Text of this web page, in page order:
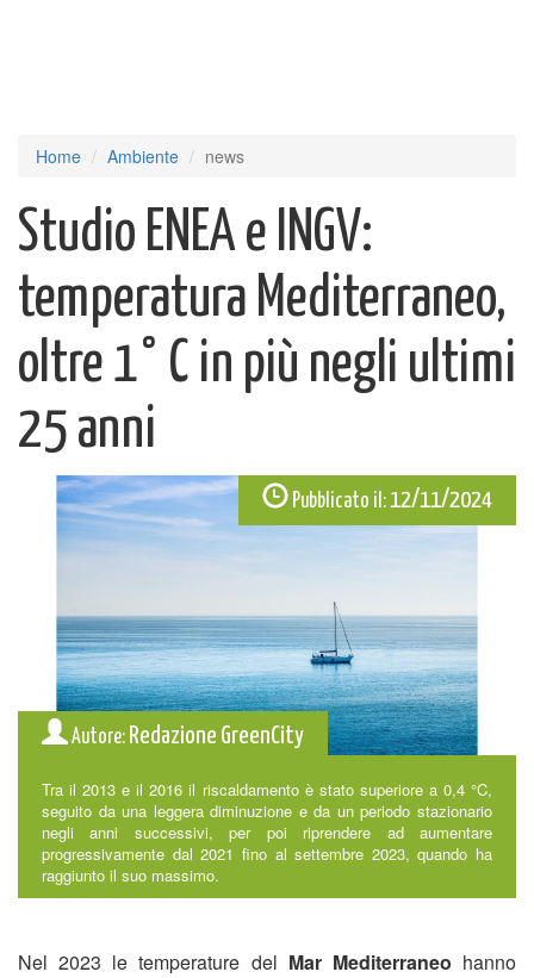
Home Ambiente news
Studio ENEA e INGV:
temperatura Mediterraneo,
oltre 1° C in più negli ultimi
25 anni
Pubblicato il:12/11/2024
Autore: Redazione GreenCity
Tra il 2013 e il 2016 il riscaldamento è stato superiore a 0,4 °C,
seguito da una leggera diminuzione e da un periodo stazionario
negli anni successivi, per poi riprendere ad aumentare
progressivamente dal 2021 fino al settembre 2023, quando ha
raggiunto il suo massimo.
Nel 2023 le temperature del Mar Mediterraneo hanno